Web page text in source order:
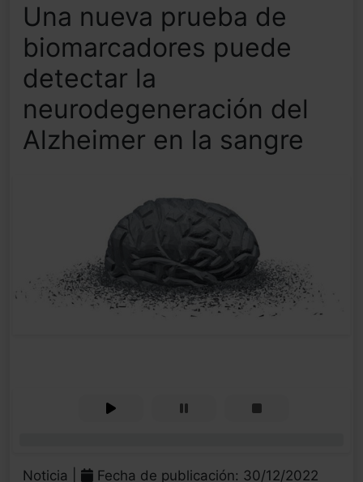
Una nueva prueba de
biomarcadores puede
detectar la
neurodegeneración del
Alzheimer en la sangre
Noticia | Fecha de publicación: 30/12/2022